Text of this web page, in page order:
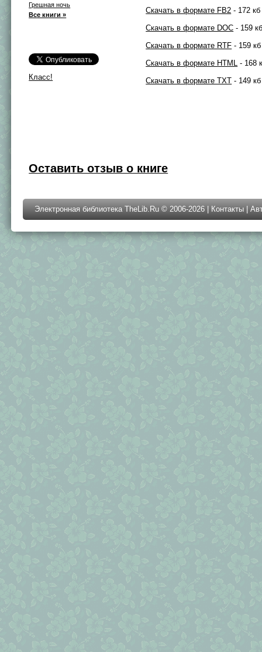
Грешная ночь
Все книги »
Класс!
Скачать в формате FB2 - 172 кб
Скачать в формате DOC - 159
Скачать в формате RTF - 159 кб
Скачать в формате HTML - 168
Скачать в формате TXT - 149 кб
Оставить отзыв о книге
Электронная библиотека TheLib.Ru © 2006-2026 | Контакты |